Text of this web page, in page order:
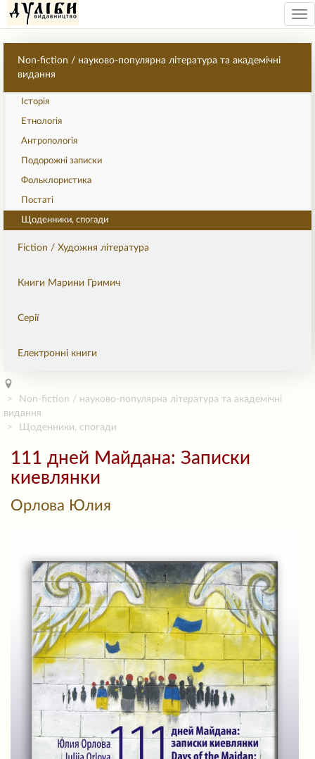
Non-fiction / науково-популярна література та академічні
видання
Історія
Етнологія
Антропологія
Подорожні записки
Фольклористика
Постаті
Щоденники, спогади
Fiction / Художня література
Книги Марини Гримич
Серії
Електронні книги
Non-fiction / науково-популярна література та академічні
видання
Щоденники, спогади
111 дней Майдана: Записки
киевлянки
Орлова Юлия